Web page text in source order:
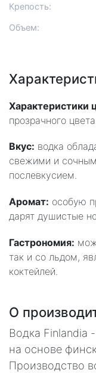
Крепость:
Объем:
Характеристики
прозрачного цвета.
Вкус: водка
свежими и
послевкусием.
Аромат: особую
дарят душистые
Гастрономия:
так и со льдом,
коктейлей.
О
Водка Finlandia
на основе
Производство